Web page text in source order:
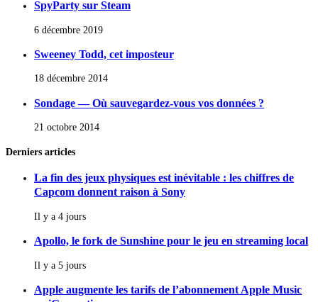
SpyParty sur Steam
6 décembre 2019
Sweeney Todd, cet imposteur
18 décembre 2014
Sondage — Où sauvegardez-vous vos données ?
21 octobre 2014
Derniers articles
La fin des jeux physiques est inévitable : les chiffres de
Capcom donnent raison à Sony
Il y a 4 jours
Apollo, le fork de Sunshine pour le jeu en streaming local
Il y a 5 jours
Apple augmente les tarifs de l’abonnement Apple Music